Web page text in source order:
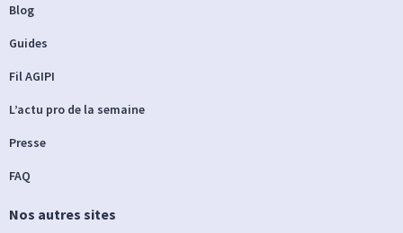
Blog
Guides
Fil AGIPI
L’actu pro de la semaine
Presse
FAQ
Nos autres sites